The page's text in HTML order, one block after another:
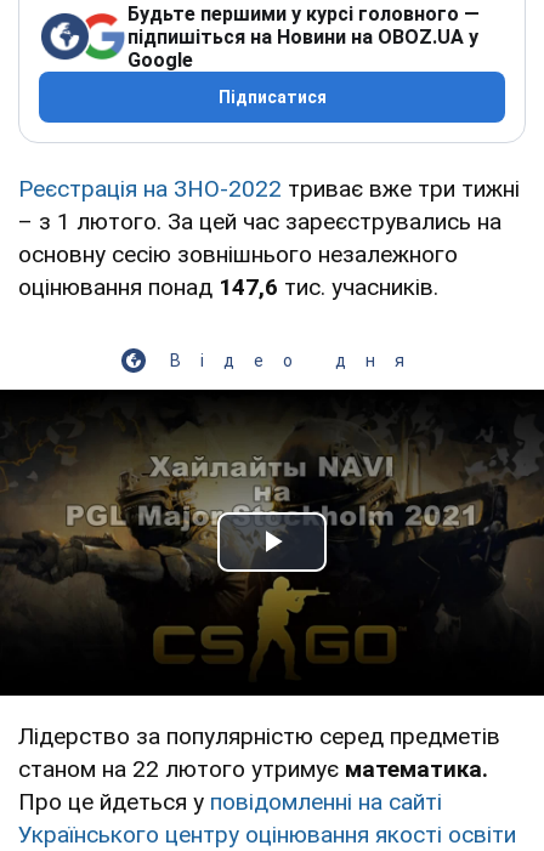
Будьте першими у курсі головного —
підпишіться на Новини на OBOZ.UA у
Google
Підписатися
Реєстрація на ЗНО-2022 триває вже три тижні
– з 1 лютого. За цей час зареєструвались на
основну сесію зовнішнього незалежного
оцінювання понад 147,6 тис. учасників.
Відео дня
Play Video
Лідерство за популярністю серед предметів
станом на 22 лютого утримує математика.
Про це йдеться у повідомленні на сайті
Українського центру оцінювання якості освіти